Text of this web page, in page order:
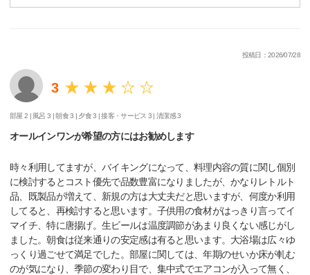
投稿日：2026/07/28
3
部屋 2 | 風呂 3 |朝食 3 | 夕食 3 |接客・サービス 3 |清潔感 3
オールインワンが希望の方にはお勧めします
時々利用してますが、バイキングになって、料理内容の質に関し個別
に検討するとコスト優先で品数豊富になりましたが、かなりレトルト
品、既製品が増えて、新規の方は大丈夫だと思いますが、何度か利用
してると、再検討すると思います。子供用の食材がはっきり言ってイ
マイチ、特に唐揚げ。生ビールは温度調節があまり良くない感じがし
ました。朝食は従来通りの安定感は有ると思います。大浴場は広々ゆ
っくり過ごせて満足でした。部屋に関しては、年期のせいか床が軋む
のが気になり、季節の変わり目で、集中式でエアコンが入って無く、